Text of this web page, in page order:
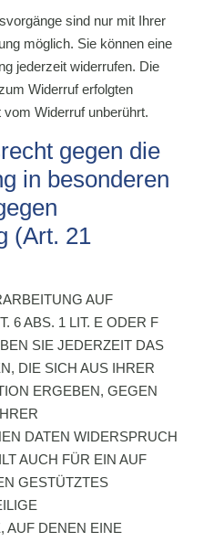
sind nur mit Ihrer
möglich. Sie können eine
jederzeit widerrufen. Die
Widerruf erfolgten
Widerruf unberührt.
gegen die
in besonderen
(Art. 21
AUF
6 ABS. 1 LIT. E ODER F
SIE JEDERZEIT DAS
DIE SICH AUS IHRER
ERGEBEN, GEGEN
DATEN WIDERSPRUCH
AUCH FÜR EIN AUF
GESTÜTZTES
AUF DENEN EINE